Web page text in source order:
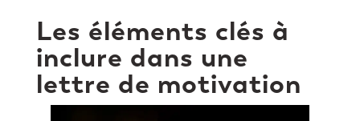
Les éléments clés à
inclure dans une
lettre de motivation